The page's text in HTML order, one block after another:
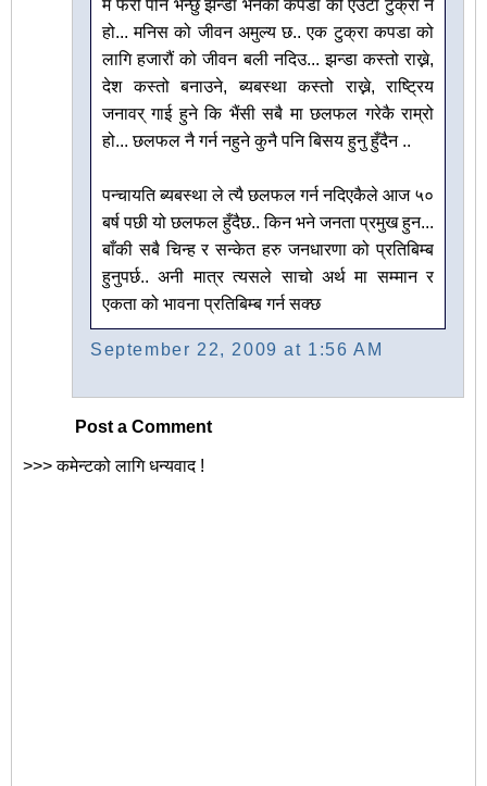
म फेरी पनि भन्छु झन्डा भनेको कपडा को एउटा टुक्रा नै
हो... मनिस को जीवन अमुल्य छ.. एक टुक्रा कपडा को
लागि हजारौं को जीवन बली नदिउ... झन्डा कस्तो राख्ने,
देश कस्तो बनाउने, ब्यबस्था कस्तो राख्ने, राष्ट्रिय
जनावर् गाई हुने कि भैंसी सबै मा छलफल गरेकै राम्रो
हो... छलफल नै गर्न नहुने कुनै पनि बिसय हुनु हुँदैन ..
पन्चायति ब्यबस्था ले त्यै छलफल गर्न नदिएकैले आज ५०
बर्ष पछी यो छलफल हुँदैछ.. किन भने जनता प्रमुख हुन...
बाँकी सबै चिन्ह र सन्केत हरु जनधारणा को प्रतिबिम्ब
हुनुपर्छ.. अनी मात्र त्यसले साचो अर्थ मा सम्मान र
एकता को भावना प्रतिबिम्ब गर्न सक्छ
September 22, 2009 at 1:56 AM
Post a Comment
>>> कमेन्टको लागि धन्यवाद !